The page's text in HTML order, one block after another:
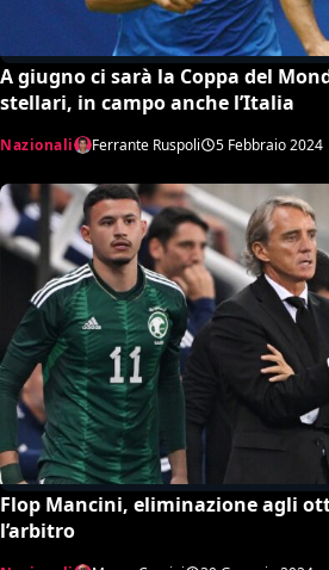
A giugno ci sarà la Coppa del
stellari, in campo anche l’Italia
Nazionali Ferrante Ruspoli 5 Febbraio 2024
Flop Mancini, eliminazione agli
l’arbitro